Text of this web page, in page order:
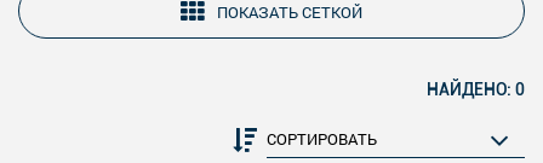
ПОКАЗАТЬ СЕТКОЙ
НАЙДЕНО: 0